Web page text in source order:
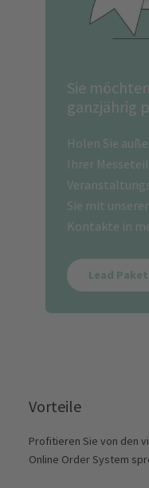
Sie
ganzjährig
Holen Sie
Ihrer
Sie mit
Kontakte in
Lead Paket
Vorteile
Profitieren Sie von den
Online Order System